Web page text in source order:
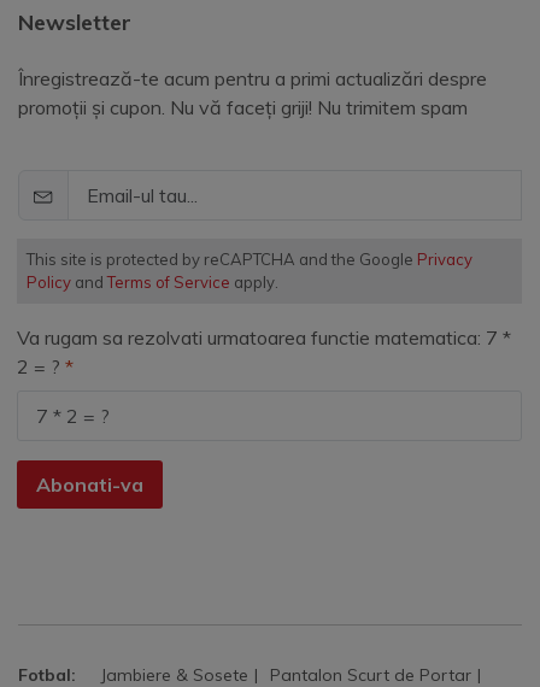
Newsletter
Înregistrează-te acum pentru a primi actualizări despre
promoții și cupon. Nu vă faceți griji! Nu trimitem spam
This site is protected by reCAPTCHA and the Google Privacy
Policy andTerms of Service apply.
Va rugam sa rezolvati urmatoarea functie matematica: 7 *
2 = ?
Abonati-va
Fotbal: Jambiere & Sosete
Pantalon Scurt de Portar